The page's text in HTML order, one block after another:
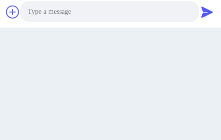
Βρείτε την καλύτερη τιμή
4F, 7η, αριθ. 2, οδός South Jinguu, πόλη Huadong, περιοχή